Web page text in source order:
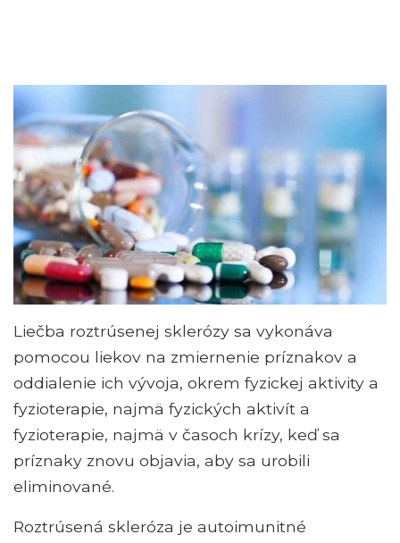
Liečba roztrúsenej sklerózy sa vykonáva
pomocou liekov na zmiernenie príznakov a
oddialenie ich vývoja, okrem fyzickej aktivity a
fyzioterapie, najmä fyzických aktivít a
fyzioterapie, najmä v časoch krízy, keď sa
príznaky znovu objavia, aby sa urobili
eliminované.
Roztrúsená skleróza je autoimunitné